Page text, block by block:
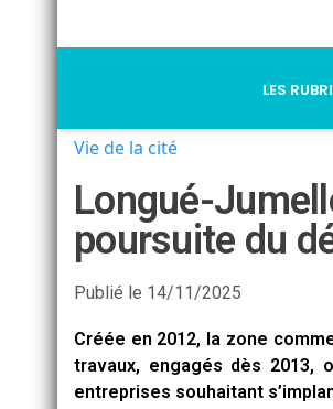
LES
Vie de la cité
Longué-
poursuite du
Publié le 14/11/2025
Créée en 2012, la zone
travaux, engagés dès 2013,
entreprises souhaitant